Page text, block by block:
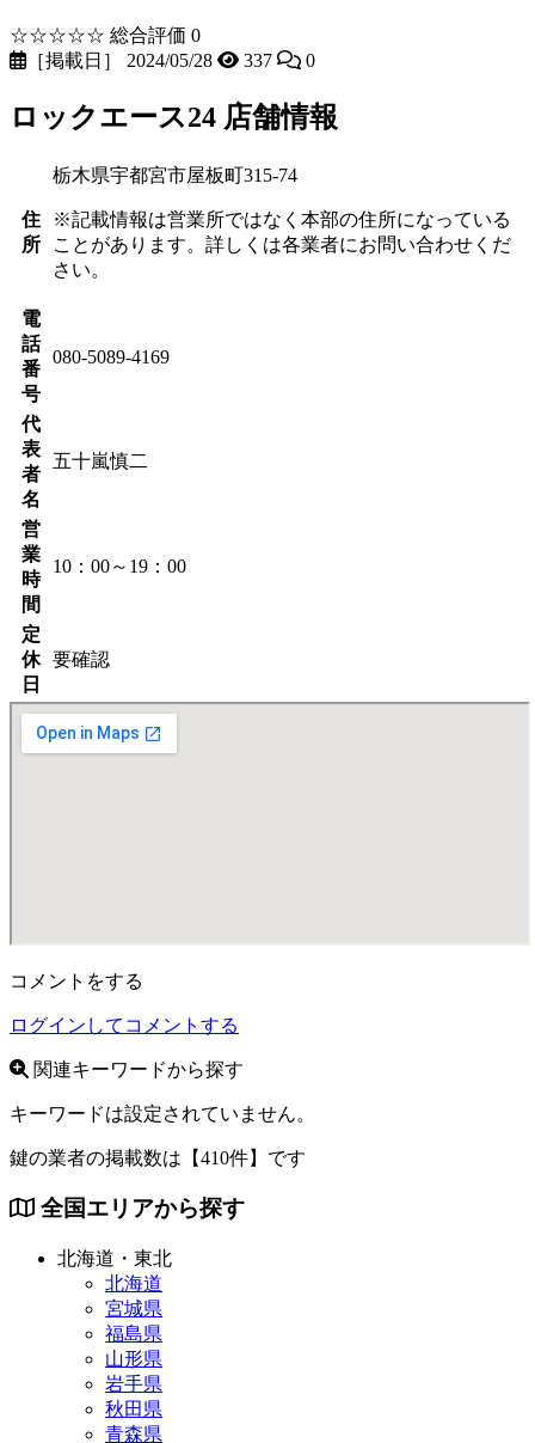
☆☆☆☆☆ 総合評価 0
［掲載日］ 2024/05/28
337 0
ロックエース24 店舗情報
住
所
栃木県宇都宮市屋板町315-74
※記載情報は営業所ではなく本部の住所になっている
ことがあります。詳しくは各業者にお問い合わせくだ
さい。
電
話
番
号
080-5089-4169
代
表
者
名
五十嵐慎二
営
業
時
間
10：00～19：00
定
休
日
要確認
コメントをする
ログインしてコメントする
関連キーワードから探す
キーワードは設定されていません。
鍵の業者の掲載数は 【410件】 です
全国エリアから探す
北海道・東北
北海道
宮城県
福島県
山形県
岩手県
秋田県
青森県